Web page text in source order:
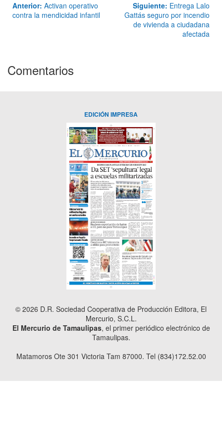
Anterior: Activan operativo
contra la mendicidad infantil
Siguiente: Entrega Lalo
Gattás seguro por incendio
de vivienda a ciudadana
afectada
Comentarios
EDICIÓN IMPRESA
© 2026 D.R. Sociedad Cooperativa de Producción Editora, El
Mercurio, S.C.L.
El Mercurio de Tamaulipas, el primer periódico electrónico de
Tamaulipas.
Matamoros Ote 301 Victoria Tam 87000. Tel (834)172.52.00